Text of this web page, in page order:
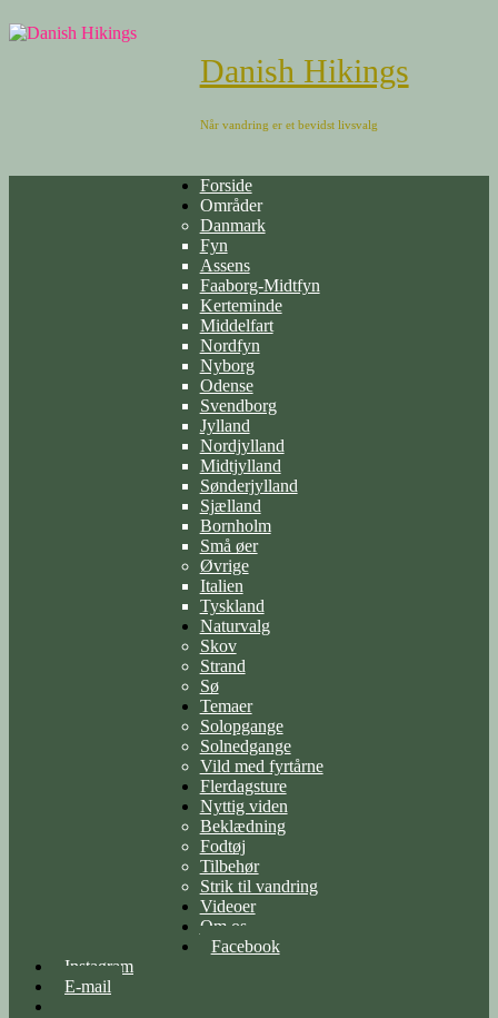
Danish Hikings
Når vandring er et bevidst livsvalg
Forside
Områder
Danmark
Fyn
Assens
Faaborg-Midtfyn
Kerteminde
Middelfart
Nordfyn
Nyborg
Odense
Svendborg
Jylland
Nordjylland
Midtjylland
Sønderjylland
Sjælland
Bornholm
Små øer
Øvrige
Italien
Tyskland
Naturvalg
Skov
Strand
Sø
Temaer
Solopgange
Solnedgange
Vild med fyrtårne
Flerdagsture
Nyttig viden
Beklædning
Fodtøj
Tilbehør
Strik til vandring
Videoer
Om os
Facebook
Instagram
E-mail